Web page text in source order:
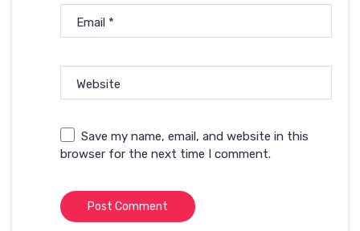
Email *
Website
Save my name, email, and website in this
browser for the next time I comment.